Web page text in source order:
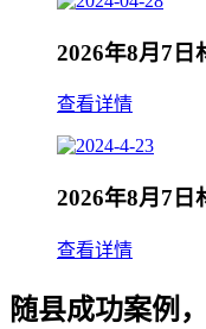
2026年8月7日
查看详情
2026年8月7日
查看详情
随县成功案例